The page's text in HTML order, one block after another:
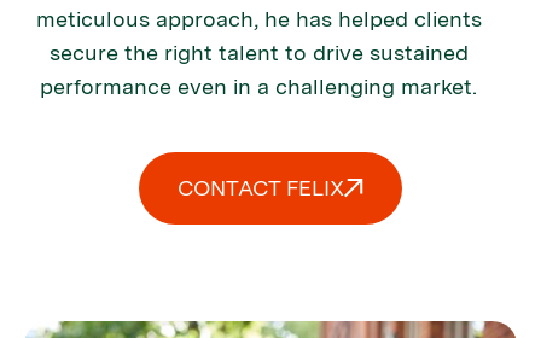
meticulous approach, he has helped clients
secure the right talent to drive sustained
performance even in a challenging market.
CONTACT FELIX